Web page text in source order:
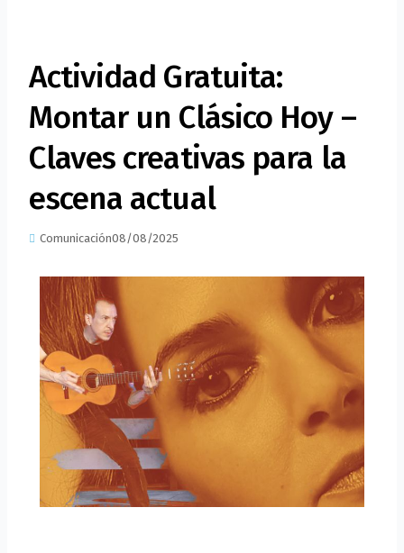
Actividad Gratuita:
Montar un Clásico Hoy –
Claves creativas para la
escena actual
Comunicación08/08/2025